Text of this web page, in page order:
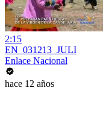
2:15
EN_031213_JULI
Enlace Nacional
hace 12 años